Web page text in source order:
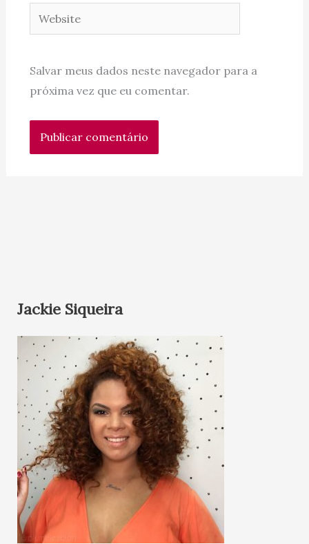
Website
Salvar meus dados neste navegador para a
próxima vez que eu comentar.
Jackie Siqueira